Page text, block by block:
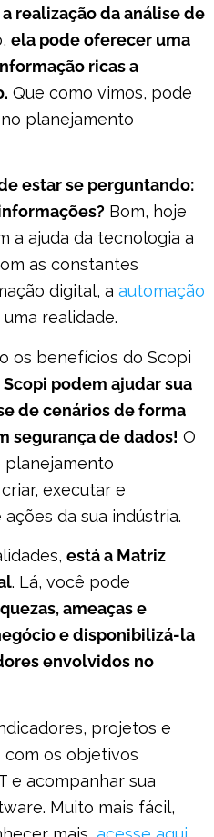
realização da análise de
ela pode oferecer uma
ricas a
Que como vimos, pode
planejamento
estar se perguntando:
Bom, hoje
a ajuda da tecnologia a
as constantes
digital, a automação
realidade.
podem ajudar sua
de cenários de forma
segurança de dados! O
planejamento
executar e
da sua indústria.
está a Matriz
. Lá, você pode
ameaças e
e disponibilizá-la
envolvidos no
projetos e
os objetivos
e acompanhar sua
Muito mais fácil,